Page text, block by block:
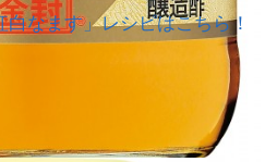
なます」レシピはこちら！